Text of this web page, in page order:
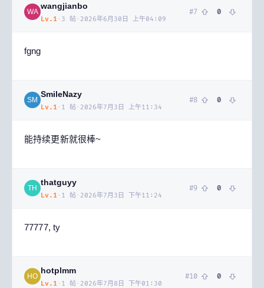
WA
wangjianbo
Lv. 1 · 3 帖 · 2026年6月30日 上午04:09
#7 0
fgng
SM
SmileNazy
Lv. 1 · 1 帖 · 2026年7月3日 上午11:34
#8 0
能持续更新就很棒~
TH
thatguyy
Lv. 1 · 1 帖 · 2026年7月3日 下午11:24
#9 0
77777, ty
HO
hotplmm
Lv. 1 · 1 帖 · 2026年7月8日 下午01:30
#10 0